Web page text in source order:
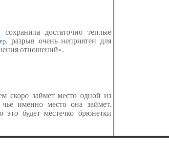
достаточно теплые
, разрыв очень неприятен для
отношений».
скоро займет место одной из
именно место она займет.
это будет местечко брюнетки